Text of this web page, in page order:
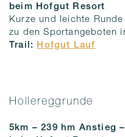
beim Hofgut Resort
Kurze und leichte
zu den Sportangeboten
Trail: Hofgut Lauf
Hollereggrunde
5km – 239 hm Anstieg